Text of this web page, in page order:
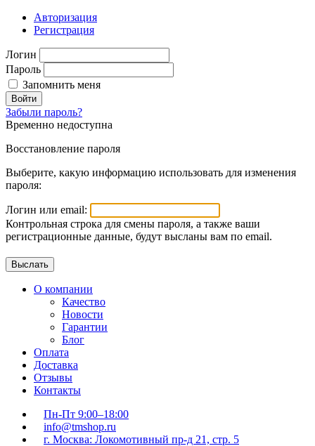
Авторизация
Регистрация
Логин
Пароль
Запомнить меня
Войти
Забыли пароль?
Временно недоступна
Восстановление пароля
Выберите, какую информацию использовать для изменения
пароля:
Логин или email:
Контрольная строка для смены пароля, а также ваши
регистрационные данные, будут высланы вам по email.
О компании
Качество
Новости
Гарантии
Блог
Оплата
Доставка
Отзывы
Контакты
Пн-Пт 9:00–18:00
info@tmshop.ru
г. Москва: Локомотивный пр-д 21, стр. 5